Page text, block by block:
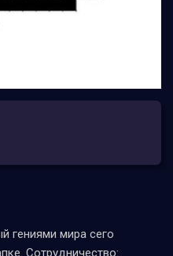
гениями мира сего
Сотрудничество: